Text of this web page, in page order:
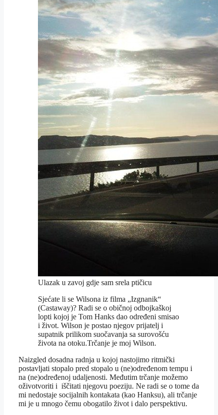
Ulazak u zavoj gdje sam srela ptičicu
Sjećate li se Wilsona iz filma „Izgnanik“
(Castaway)? Radi se o običnoj odbojkaškoj
lopti kojoj je Tom Hanks dao određeni smisao
i život. Wilson je postao njegov prijatelj i
supatnik prilikom suočavanja sa surovošću
života na otoku.Trčanje je moj Wilson.
Naizgled dosadna radnja u kojoj nastojimo ritmički
postavljati stopalo pred stopalo u (ne)određenom tempu i
na (ne)određenoj udaljenosti. Međutim trčanje možemo
oživotvoriti i iščitati njegovu poeziju. Ne radi se o tome da
mi nedostaje socijalnih kontakata (kao Hanksu), ali trčanje
mi je u mnogo čemu obogatilo život i dalo perspektivu.